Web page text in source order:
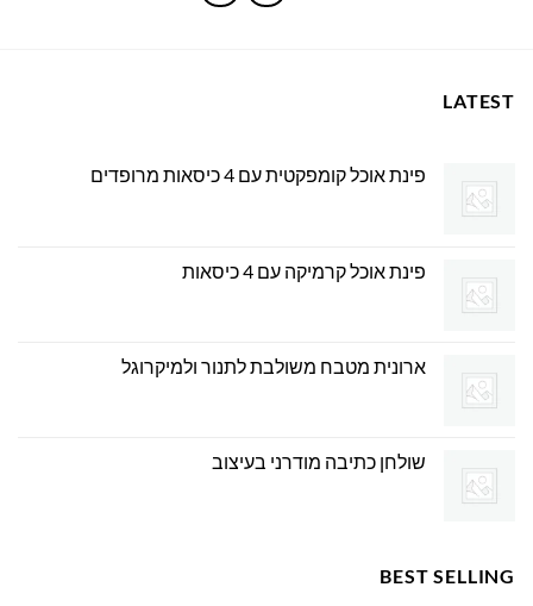
LATEST
פינת אוכל קומפקטית עם 4 כיסאות מרופדים
פינת אוכל קרמיקה עם 4 כיסאות
ארונית מטבח משולבת לתנור ולמיקרוגל
שולחן כתיבה מודרני בעיצוב
BEST SELLING